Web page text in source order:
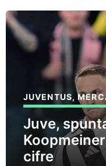
JUVENTUS,
Juve,
cifre